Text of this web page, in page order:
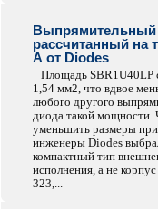
Выпрямительный
рассчитанный на
А от Diodes
Площадь SBR1U40LP
1,54 мм2, что вдвое
любого другого
диода такой мощности.
уменьшить размеры
инженеры Diodes
компактный тип
исполнения, а не
323,...